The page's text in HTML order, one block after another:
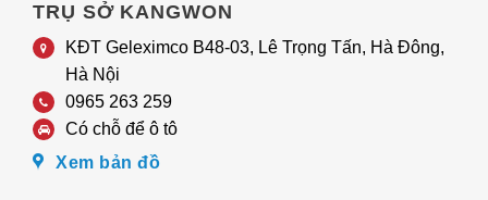
TRỤ SỞ KANGWON
KĐT Geleximco B48-03, Lê Trọng Tấn, Hà Đông,
Hà Nội
0965 263 259
Có chỗ để ô tô
Xem bản đồ